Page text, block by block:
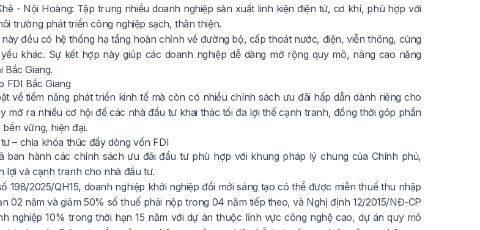
- Nội Hoàng: Tập trung nhiều doanh nghiệp sản xuất linh kiện điện tử, cơ khí, phù hợp với
trường phát triển công nghiệp sạch, thân thiện.
đều có hệ thống hạ tầng hoàn chỉnh về đường bộ, cấp thoát nước, điện, viễn thông, cùng
khác. Sự kết hợp này giúp các doanh nghiệp dễ dàng mở rộng quy mô, nâng cao năng
Bắc Giang.
FDI Bắc Giang
về tiềm năng phát triển kinh tế mà còn có nhiều chính sách ưu đãi hấp dẫn dành riêng cho
mở ra nhiều cơ hội để các nhà đầu tư khai thác tối đa lợi thế cạnh tranh, đồng thời góp phần
vững, hiện đại.
– chìa khóa thúc đẩy dòng vốn FDI
ban hành các chính sách ưu đãi đầu tư phù hợp với khung pháp lý chung của Chính phủ,
lợi và cạnh tranh cho nhà đầu tư.
198/2025/QH15, doanh nghiệp khởi nghiệp đổi mới sáng tạo có thể được miễn thuế thu nhập
02 năm và giảm 50% số thuế phải nộp trong 04 năm tiếp theo, và Nghị định 12/2015/NĐ-CP
nghiệp 10% trong thời hạn 15 năm với dự án thuộc lĩnh vực công nghệ cao, dự án quy mô